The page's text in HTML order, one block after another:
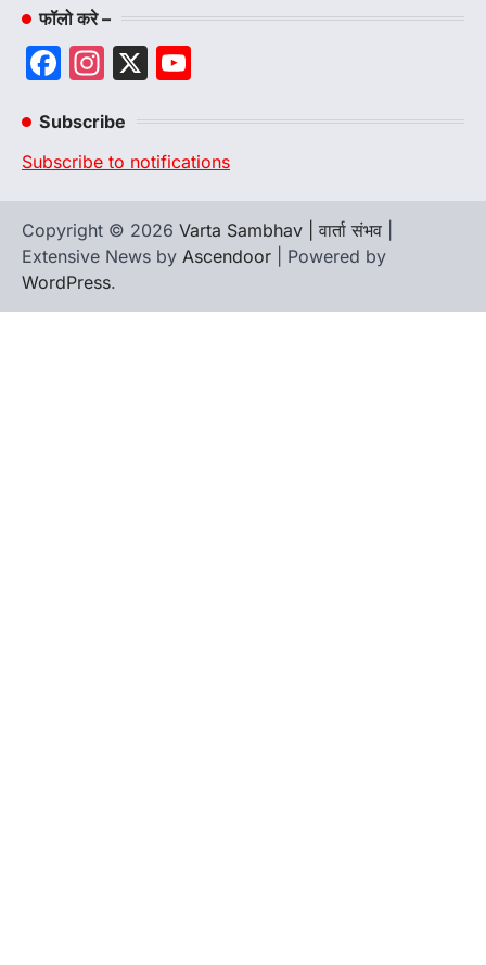
फॉलो करे –
Facebook
Instagram
X
Subscribe
Subscribe to notifications
Copyright © 2026 Varta Sambhav | वार्ता संभव
Extensive News by Ascendoor | Powered by
WordPress.